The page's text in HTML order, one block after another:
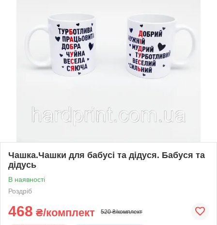
Чашка.Чашки для бабусі та дідуся. Бабуся та
дідусь
В наявності
Роздріб
468 ₴/комплект 520 ₴/комплект